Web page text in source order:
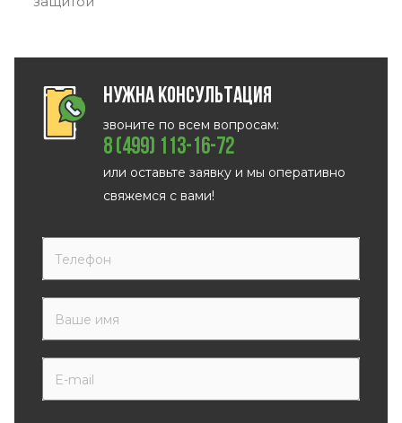
Нужна консультация
звоните по всем вопросам:
8 (499) 113-16-72
или оставьте заявку и мы оперативно
свяжемся с вами!